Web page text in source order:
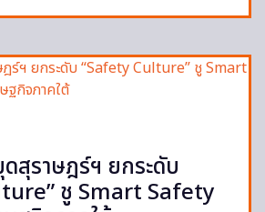
สุราษฎร์ฯ ยกระดับ
ชู Smart Safety